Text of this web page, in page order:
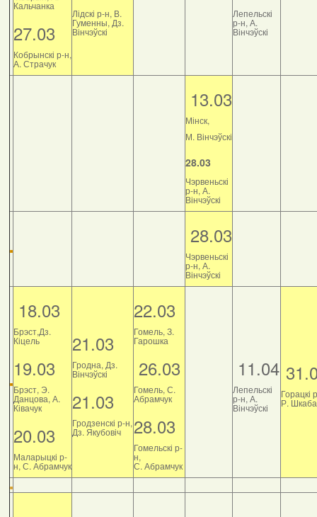
Кальчанка
27.03
Кобрынскі р-н,
А. Страчук
Лідскі р-н, В.
Гуменны, Дз.
Вінчэўскі
Лепельскі
р-н, А.
Вінчэўскі
13.03
Мінск,
М. Вінчэўскі
28.03
Чэрвеньскі
р-н, А.
Вінчэўскі
28.03
Чэрвеньскі
р-н, А.
Вінчэўскі
18.03
Брэст,Дз.
Кіцель
19.03
Брэст, Э.
Данцова, А.
Ківачук
20.03
Маларыцкі р-
н, С. Абрамчук
21.03
Гродна, Дз.
Вінчэўскі
21.03
Гродзенскі р-н,
Дз. Якубовіч
22.03
Гомель, З.
Гарошка
26.03
Гомель, С.
Абрамчук
28.03
Гомельскі р-
н,
С. Абрамчук
11.04
Лепельскі
р-н, А.
Вінчэўскі
Горацкі
Р.